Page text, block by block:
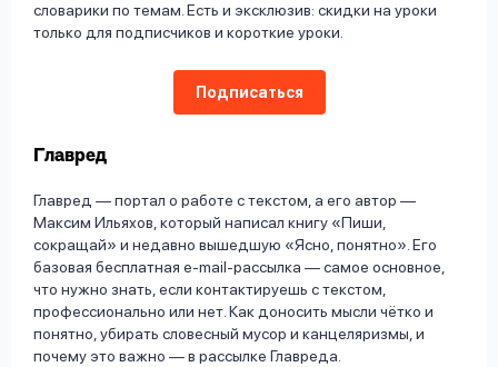
словарики по темам. Есть и эксклюзив: скидки на уроки
только для подписчиков и короткие уроки.
Подписаться
Главред
Главред — портал о работе с текстом, а его автор —
Максим Ильяхов, который написал книгу «Пиши,
сокращай» и недавно вышедшую «Ясно, понятно». Его
базовая бесплатная e-mail-рассылка — самое основное,
что нужно знать, если контактируешь с текстом,
профессионально или нет. Как доносить мысли чётко и
понятно, убирать словесный мусор и канцеляризмы, и
почему это важно — в рассылке Главреда.